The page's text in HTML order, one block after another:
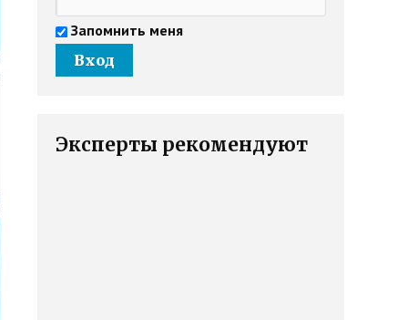
Запомнить меня
Эксперты рекомендуют